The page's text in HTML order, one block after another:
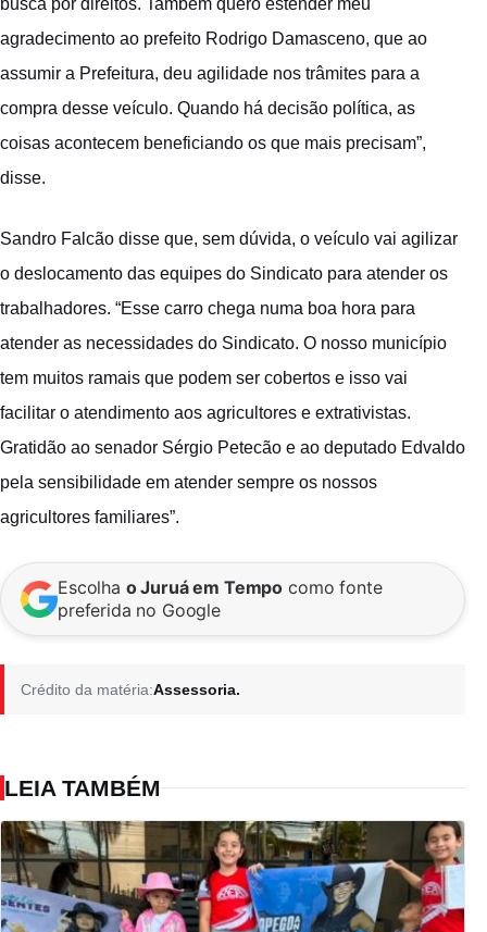
busca por direitos. Também quero estender meu
agradecimento ao prefeito Rodrigo Damasceno, que ao
assumir a Prefeitura, deu agilidade nos trâmites para a
compra desse veículo. Quando há decisão política, as
coisas acontecem beneficiando os que mais precisam”,
disse.
Sandro Falcão disse que, sem dúvida, o veículo vai agilizar
o deslocamento das equipes do Sindicato para atender os
trabalhadores. “Esse carro chega numa boa hora para
atender as necessidades do Sindicato. O nosso município
tem muitos ramais que podem ser cobertos e isso vai
facilitar o atendimento aos agricultores e extrativistas.
Gratidão ao senador Sérgio Petecão e ao deputado Edvaldo
pela sensibilidade em atender sempre os nossos
agricultores familiares”.
Escolha o Juruá em Tempo como fonte
preferida no Google
Crédito da matéria:Assessoria.
LEIA TAMBÉM